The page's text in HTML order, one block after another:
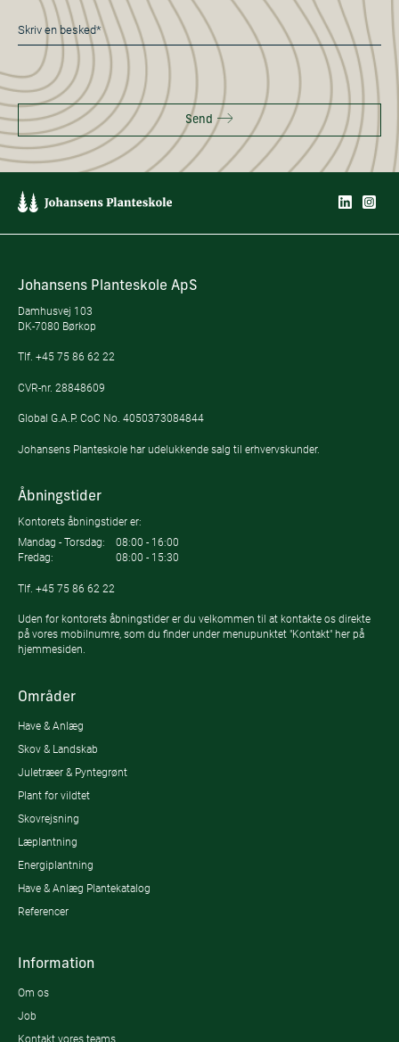
Besked
*
Send
Johansens Planteskole ApS
Damhusvej 103
DK-7080 Børkop
Tlf. +45 75 86 62 22
CVR-nr. 28848609
Global G.A.P. CoC No. 4050373084844
Johansens Planteskole har udelukkende salg til erhvervskunder.
Åbningstider
Kontorets åbningstider er:
Mandag - Torsdag:
08:00 - 16:00
Fredag:
08:00 - 15:30
Tlf. +45 75 86 62 22
Uden for kontorets åbningstider er du velkommen til at kontakte os direkte
på vores mobilnumre, som du finder under menupunktet "Kontakt" her på
hjemmesiden.
Områder
Have & Anlæg
Skov & Landskab
Juletræer & Pyntegrønt
Plant for vildtet
Skovrejsning
Læplantning
Energiplantning
Have & Anlæg Plantekatalog
Referencer
Information
Om os
Job
Kontakt vores teams